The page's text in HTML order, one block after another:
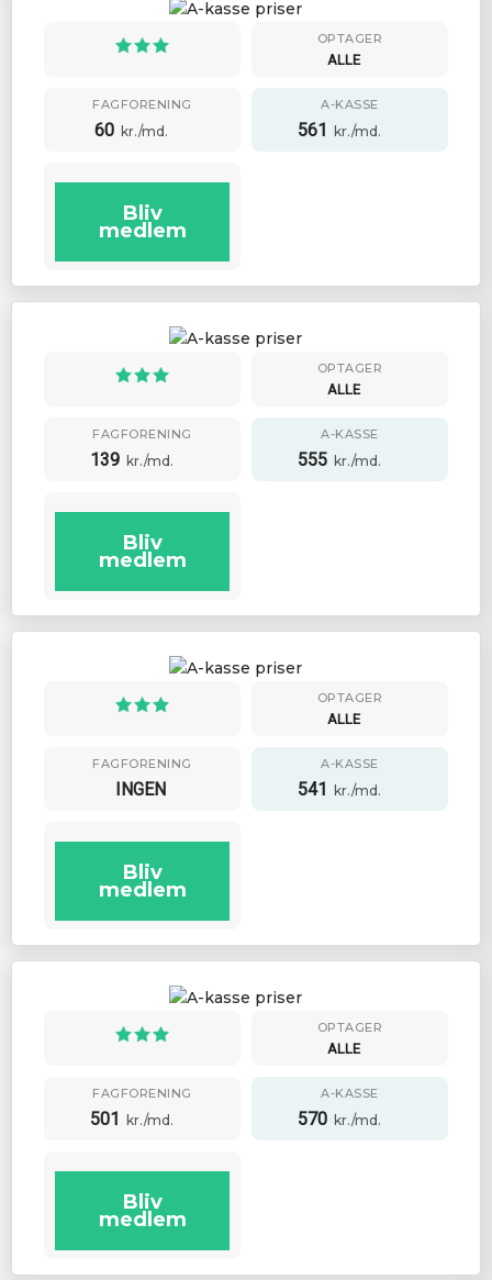
OPTAGER
ALLE
FAGFORENING
60 kr./md.
A-KASSE
561 kr./md.
Bliv
medlem
OPTAGER
ALLE
FAGFORENING
139 kr./md.
A-KASSE
555 kr./md.
Bliv
medlem
OPTAGER
ALLE
FAGFORENING
INGEN
A-KASSE
541 kr./md.
Bliv
medlem
OPTAGER
ALLE
FAGFORENING
501 kr./md.
A-KASSE
570 kr./md.
Bliv
medlem